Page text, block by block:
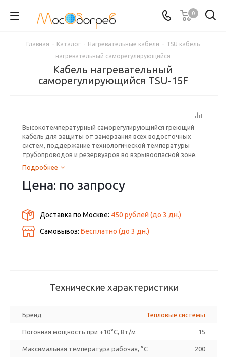
0
Главная - Каталог - Нагревательные кабели - TSU кабель
нагревательный саморегулирующийся
Кабель нагревательный
саморегулирующийся TSU-15F
Выcoкoтeмпepaтуpный caмopeгулиpующийcя гpeющий
кaбeль для защиты от замерзания всех водосточных
систем, поддержание технологической температуры
трубопроводов и резервуаров во взрывоопасной зоне.
Подробнее
Цена: по запросу
Доставка по Москве: 450 рублей (до3 дн.)
Самовывоз:Бесплатно (до3 дн.)
Технические характеристики
Бренд Тепловые системы
Погонная мощность при +10°С, Вт/м 15
Максимальная температура рабочая, °C 200